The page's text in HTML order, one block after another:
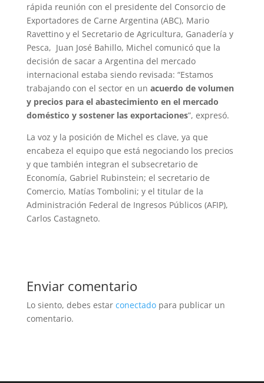
rápida reunión con el presidente del Consorcio de
Exportadores de Carne Argentina (ABC), Mario
Ravettino y el Secretario de Agricultura, Ganadería y
Pesca, Juan José Bahillo, Michel comunicó que la
decisión de sacar a Argentina del mercado
internacional estaba siendo revisada: “Estamos
trabajando con el sector en un acuerdo de volumen
y precios para el abastecimiento en el mercado
doméstico y sostener las exportaciones”, expresó.
La voz y la posición de Michel es clave, ya que
encabeza el equipo que está negociando los precios
y que también integran el subsecretario de
Economía, Gabriel Rubinstein; el secretario de
Comercio, Matías Tombolini; y el titular de la
Administración Federal de Ingresos Públicos (AFIP),
Carlos Castagneto.
Enviar comentario
Lo siento, debes estar conectadopara publicar un
comentario.